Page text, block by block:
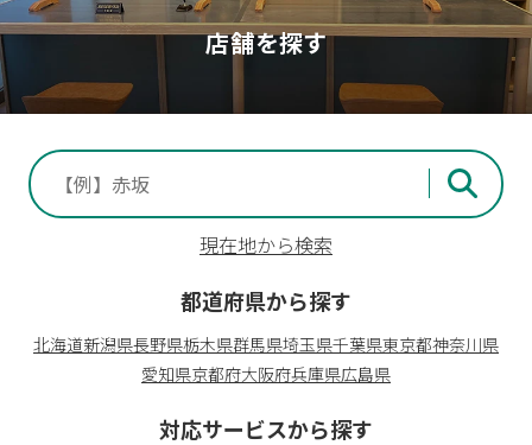
店舗を探す
現在地から検索
都道府県から探す
北海道新潟県長野県栃木県群馬県埼玉県千葉県東京都神奈川県
愛知県京都府大阪府兵庫県広島県
対応サービスから探す